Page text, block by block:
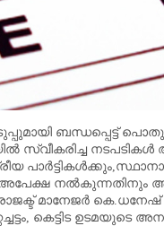
ബന്ധപ്പെട്ട്
സ്വീകരിച്ച നടപടികള്‍
അപേക്ഷ നല്‍കുന്നതിനും
മാനേജര്‍ കെ.ധനേഷ്
കെട്ടിട ഉടമയുടെ